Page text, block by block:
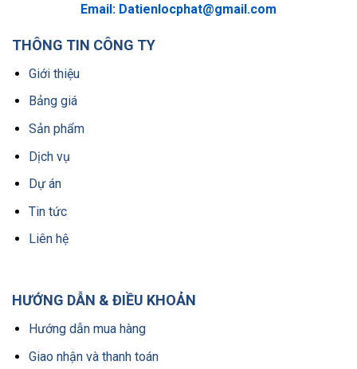
Email: Datienlocphat@gmail.com
THÔNG TIN CÔNG TY
Giới thiệu
Bảng giá
Sản phẩm
Dịch vụ
Dự án
Tin tức
Liên hệ
HƯỚNG DẪN & ĐIỀU KHOẢN
Hướng dẫn mua hàng
Giao nhận và thanh toán